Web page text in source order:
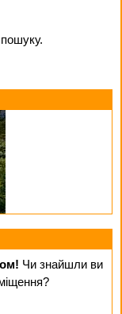
Чи знайшли ви